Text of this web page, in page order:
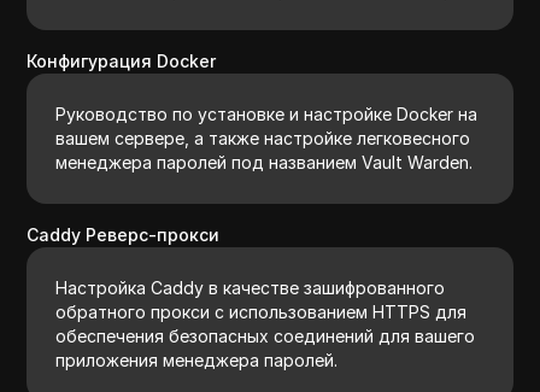
Конфигурация Docker
Руководство по установке и настройке Docker на
вашем сервере, а также настройке легковесного
менеджера паролей под названием Vault Warden.
Caddy Реверс-прокси
Настройка Caddy в качестве зашифрованного
обратного прокси с использованием HTTPS для
обеспечения безопасных соединений для вашего
приложения менеджера паролей.